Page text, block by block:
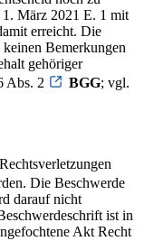
März 2021 E. 1 mit
erreicht. Die
Bemerkungen
gehöriger
Abs. 2 BGG; vgl.
Die Beschwerde
darauf nicht
ist in
Akt Recht